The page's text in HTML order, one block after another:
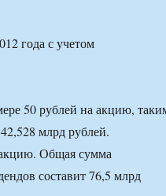
года с учетом
50 рублей на акцию,
млрд рублей.
Общая сумма
составит 76,5 млрд